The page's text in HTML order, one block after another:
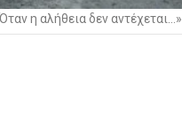
η αλήθεια δεν αντέχεται…»